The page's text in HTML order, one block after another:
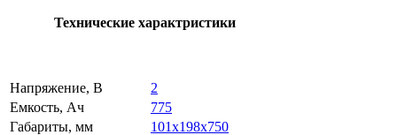
Технические характристики
Напряжение, В
2
Емкость, Ач
775
Габариты, мм
101x198x750